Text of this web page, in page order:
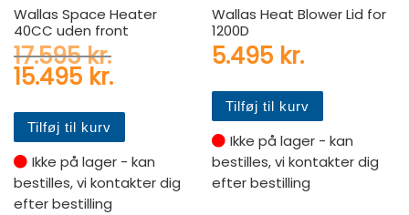
Wallas Space Heater
40CC uden front
17.595kr.Den oprindelige pris var:
15.495 kr.Den aktuelle pris er:
Tilføj til kurv
Ikke på lager - kan
bestilles, vi kontakter dig
efter bestilling
Wallas Heat Blower Lid for
1200D
5.495 kr.
Tilføj til kurv
Ikke på lager - kan
bestilles, vi kontakter dig
efter bestilling